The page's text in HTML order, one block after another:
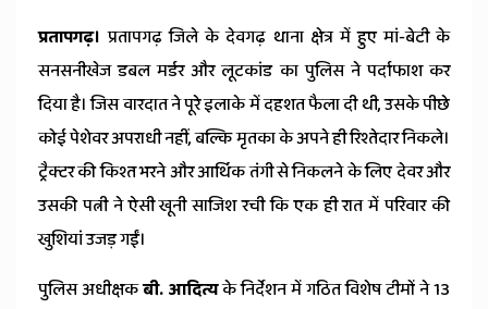
प्रतापगढ़। प्रतापगढ़ जिले के देवगढ़ थाना क्षेत्र में हुए मां-बेटी के
सनसनीखेज डबल मर्डर और लूटकांड का पुलिस ने पर्दाफाश कर
दिया है। जिस वारदात ने पूरे इलाके में दहशत फैला दी थी, उसके पीछे
कोई पेशेवर अपराधी नहीं, बल्कि मृतका के अपने ही रिश्तेदार निकले।
ट्रैक्टर की किश्त भरने और आर्थिक तंगी से निकलने के लिए देवर और
उसकी पत्नी ने ऐसी खूनी साजिश रची कि एक ही रात में परिवार की
खुशियां उजड़ गईं।
पुलिस अधीक्षकबी. आदित्यके निर्देशन में गठित विशेष टीमों ने 13